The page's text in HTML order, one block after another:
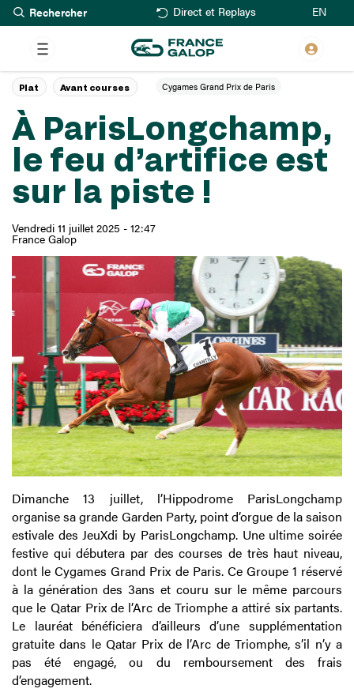
Aller
au
contenu
principal
Rechercher Direct et Replays EN
À ParisLongchamp,
le feu d’artifice est
sur la piste !
Vendredi 11 juillet 2025 - 12:47
France Galop
Plat Avant courses Cygames Grand Prix de Paris
Dimanche 13 juillet, l’Hippodrome ParisLongchamp
organise sa grande Garden Party, point d’orgue de la saison
estivale des JeuXdi by ParisLongchamp. Une ultime soirée
festive qui débutera par des courses de très haut niveau,
dont le Cygames Grand Prix de Paris. Ce Groupe 1 réservé
à la génération des 3ans et couru sur le même parcours
que le Qatar Prix de l’Arc de Triomphe a attiré six partants.
Le lauréat bénéficiera d’ailleurs d’une supplémentation
gratuite dans le Qatar Prix de l’Arc de Triomphe, s’il n’y a
pas été engagé, ou du remboursement des frais
d’engagement.